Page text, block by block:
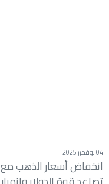
04 نوفمبر 2025
انخفاض أسعار الذهب مع